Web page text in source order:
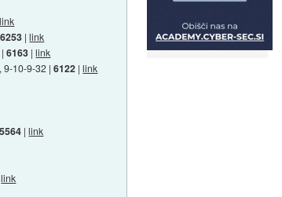
link
6253 |link
|6163 |link
9-10-9-32 |6122 |link
5564 |link
link